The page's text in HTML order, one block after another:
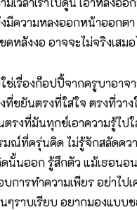
มีความหลงออกหน้าออกต
ดหลังงอ อาจจะไม่จริงเส
งก็อปปี้จากครูบาอาจารย์
ที่ขยันตรงที่ใส่ใจ ตรงที่ว
ตรงที่มันทุกข์เอาความรู้ไ
ณ์ที่ครุ่นคิด ไม่รู้จักสลัดคว
นั้นออก รู้สึกตัว แม้เธอนอ
ารทำความเพียร อย่าไป
ๆราบเรียบ อยากมองแบ